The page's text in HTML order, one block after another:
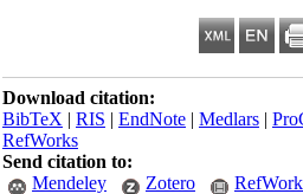
Download citation:
BibTeX|RIS|EndNote|Medlars|
RefWorks
Send citation to:
Mendeley
Zotero